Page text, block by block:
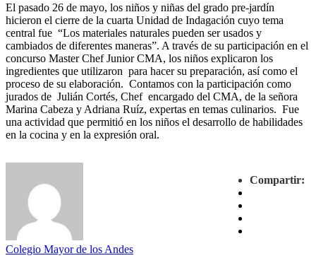
El pasado 26 de mayo, los niños y niñas del grado pre-jardín
hicieron el cierre de la cuarta Unidad de Indagación cuyo tema
central fue “Los materiales naturales pueden ser usados y
cambiados de diferentes maneras”. A través de su participación en el
concurso Master Chef Junior CMA, los niños explicaron los
ingredientes que utilizaron para hacer su preparación, así como el
proceso de su elaboración. Contamos con la participación como
jurados de Julián Cortés, Chef encargado del CMA, de la señora
Marina Cabeza y Adriana Ruíz, expertas en temas culinarios. Fue
una actividad que permitió en los niños el desarrollo de habilidades
en la cocina y en la expresión oral.
sincan
escort
bayan
escort
sincan
Compartir:
Colegio Mayor de los Andes